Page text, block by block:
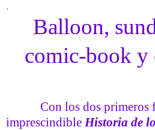
.
Balloon,
comic-book y
Con los dos primeros
imprescindible Historia de